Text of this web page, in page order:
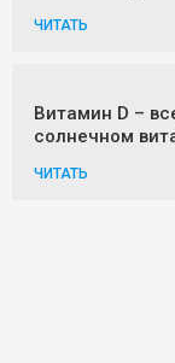
ЧИТАТЬ
Витамин D –
солнечном
ЧИТАТЬ